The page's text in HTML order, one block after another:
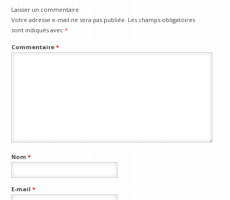
Laisser un commentaire
Votre adresse e-mail ne sera pas publiée. Les champs obligatoires
sont indiqués avec*
Commentaire*
Nom*
E-mail*